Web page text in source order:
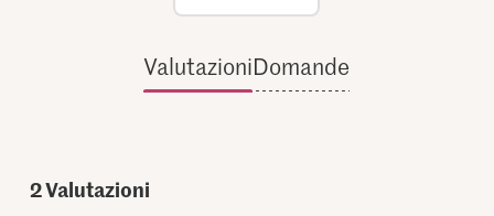
ValutazioniDomande
2Valutazioni